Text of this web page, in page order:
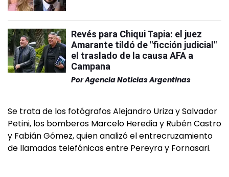
Revés para Chiqui Tapia: el juez
Amarante tildó de "ficción judicial"
el traslado de la causa AFA a
Campana
PorAgencia Noticias Argentinas
Se trata de los fotógrafos Alejandro Uriza y Salvador
Petini, los bomberos Marcelo Heredia y Rubén Castro
y Fabián Gómez, quien analizó el entrecruzamiento
de llamadas telefónicas entre Pereyra y Fornasari.